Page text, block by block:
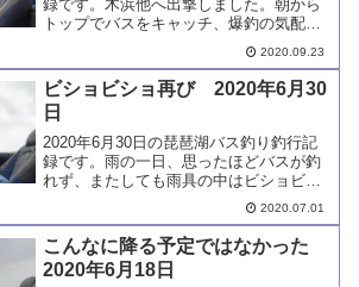
録です。木浜他へ出撃しました。朝から
トップでバスをキャッチ、爆釣の気配で
したが、その後釣れるのは小バスばか
り。Ｉ字系とミドストで小バスは簡単に
釣れる一日でした。
2020.09.23
ビショビショ再び 2020年6月30
日
2020年6月30日の琵琶湖バス釣り釣行記
録です。雨の一日、思ったほどバスが釣
れず、またしても雨具の中はビショビシ
ョになりました。雨対策、いろいろ試し
ているものの、まだまだ十分ではありま
せん。
2020.07.01
こんなに降る予定ではなかった
2020年6月18日